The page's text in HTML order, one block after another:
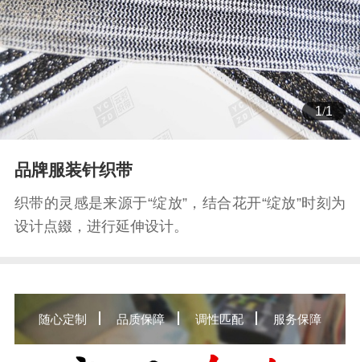
1/1
品牌服装针织带
织带的灵感是来源于“绽放”，结合花开“绽放”时刻为
设计点錣，进行延伸设计。
随心定制 品质保障 调性匹配 服务保障